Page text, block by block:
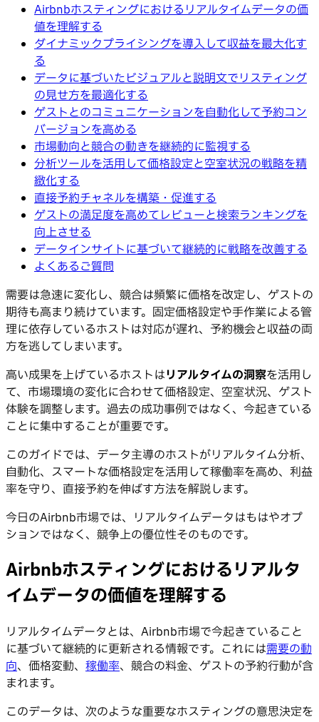
Airbnbホスティングにおけるリアルタイムデータの価
値を理解する
ダイナミックプライシングを導入して収益を最大化す
る
データに基づいたビジュアルと説明文でリスティング
の見せ方を最適化する
ゲストとのコミュニケーションを自動化して予約コン
バージョンを高める
市場動向と競合の動きを継続的に監視する
分析ツールを活用して価格設定と空室状況の戦略を精
緻化する
直接予約チャネルを構築・促進する
ゲストの満足度を高めてレビューと検索ランキングを
向上させる
データインサイトに基づいて継続的に戦略を改善する
よくあるご質問
需要は急速に変化し、競合は頻繁に価格を改定し、ゲストの
期待も高まり続けています。固定価格設定や手作業による管
理に依存しているホストは対応が遅れ、予約機会と収益の両
方を逃してしまいます。
高い成果を上げているホストはリアルタイムの洞察を活用し
て、市場環境の変化に合わせて価格設定、空室状況、ゲスト
体験を調整します。過去の成功事例ではなく、今起きている
ことに集中することが重要です。
このガイドでは、データ主導のホストがリアルタイム分析、
自動化、スマートな価格設定を活用して稼働率を高め、利益
率を守り、直接予約を伸ばす方法を解説します。
今日のAirbnb市場では、リアルタイムデータはもはやオプ
ションではなく、競争上の優位性そのものです。
Airbnbホスティングにおけるリアルタ
イムデータの価値を理解する
リアルタイムデータとは、Airbnb市場で今起きていること
に基づいて継続的に更新される情報です。これには需要の動
向、価格変動、 稼働率、競合の料金、ゲストの予約行動が含
まれます。
このデータは、次のような重要なホスティングの意思決定を